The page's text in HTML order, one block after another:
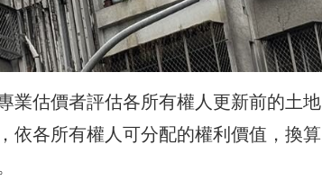
業估價者評估各所有權人更新前的土地
依各所有權人可分配的權利價值，換算